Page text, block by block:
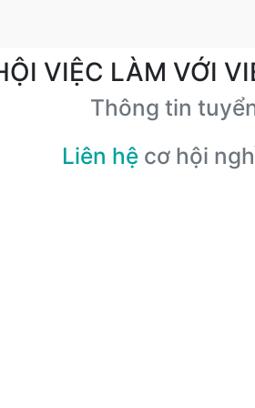
VIỆC LÀM VỚI
Thông tin
Liên hệ cơ hội